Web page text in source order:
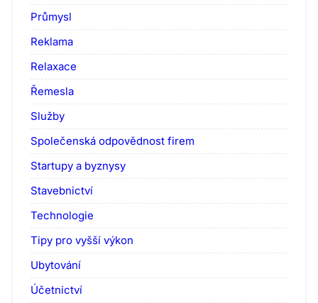
Průmysl
Reklama
Relaxace
Řemesla
Služby
Společenská odpovědnost firem
Startupy a byznysy
Stavebnictví
Technologie
Tipy pro vyšší výkon
Ubytování
Účetnictví